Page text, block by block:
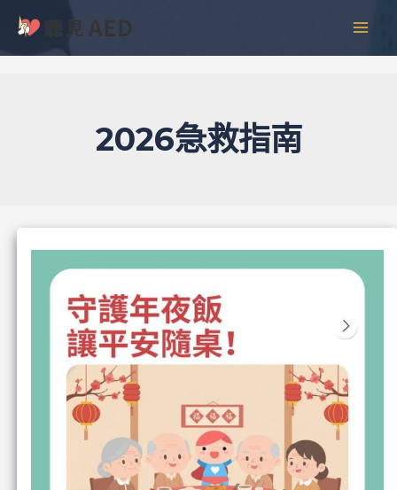
主
2026急救指南
彙
整